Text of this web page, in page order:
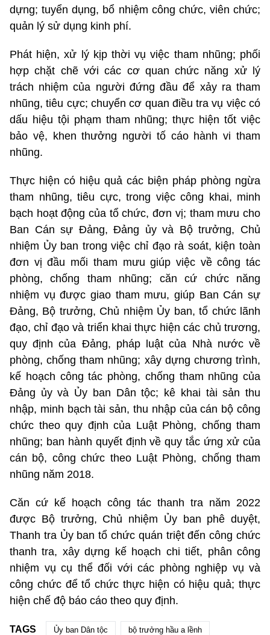
dựng; tuyển dụng, bổ nhiệm công chức, viên chức;
quản lý sử dụng kinh phí.
Phát hiện, xử lý kịp thời vụ việc tham nhũng; phối
hợp chặt chẽ với các cơ quan chức năng xử lý
trách nhiệm của người đứng đầu để xảy ra tham
nhũng, tiêu cực; chuyển cơ quan điều tra vụ việc có
dấu hiệu tội phạm tham nhũng; thực hiện tốt việc
bảo vệ, khen thưởng người tố cáo hành vi tham
nhũng.
Thực hiện có hiệu quả các biện pháp phòng ngừa
tham nhũng, tiêu cực, trong việc công khai, minh
bạch hoạt động của tổ chức, đơn vị; tham mưu cho
Ban Cán sự Đảng, Đảng ủy và Bộ trưởng, Chủ
nhiệm Ủy ban trong việc chỉ đạo rà soát, kiện toàn
đơn vị đầu mối tham mưu giúp việc về công tác
phòng, chống tham nhũng; căn cứ chức năng
nhiệm vụ được giao tham mưu, giúp Ban Cán sự
Đảng, Bộ trưởng, Chủ nhiệm Ủy ban, tổ chức lãnh
đạo, chỉ đạo và triển khai thực hiện các chủ trương,
quy định của Đảng, pháp luật của Nhà nước về
phòng, chống tham nhũng; xây dựng chương trình,
kế hoạch công tác phòng, chống tham nhũng của
Đảng ủy và Ủy ban Dân tộc; kê khai tài sản thu
nhập, minh bạch tài sản, thu nhập của cán bộ công
chức theo quy định của Luật Phòng, chống tham
nhũng; ban hành quyết định về quy tắc ứng xử của
cán bộ, công chức theo Luật Phòng, chống tham
nhũng năm 2018.
Căn cứ kế hoạch công tác thanh tra năm 2022
được Bộ trưởng, Chủ nhiệm Ủy ban phê duyệt,
Thanh tra Ủy ban tổ chức quán triệt đến công chức
thanh tra, xây dựng kế hoạch chi tiết, phân công
nhiệm vụ cụ thể đối với các phòng nghiệp vụ và
công chức để tổ chức thực hiện có hiệu quả; thực
hiện chế độ báo cáo theo quy định.
TAGS Ủy ban Dân tộc bộ trưởng hầu a lềnh